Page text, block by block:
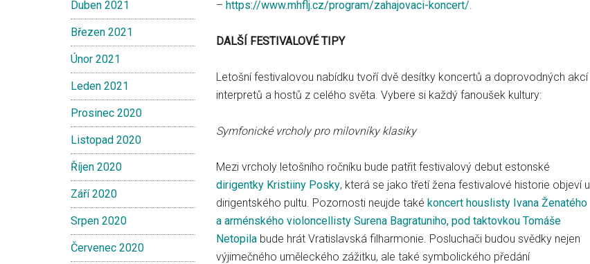
– https://www.mhflj.cz/program/zahajovaci-koncert/.
DALŠÍ FESTIVALOVÉ TIPY
Letošní festivalovou nabídku tvoří dvě desítky koncertů a doprovodných akcí
interpretů a hostů z celého světa. Vybere si každý fanoušek kultury:
Symfonické vrcholy pro milovníky klasiky
Mezi vrcholy letošního ročníku bude patřit festivalový debut estonské
dirigentky Kristiiny Posky, která se jako třetí žena festivalové historie objeví u
dirigentského pultu. Pozornosti neujde také koncert houslisty Ivana Ženatého
a arménského violoncellisty Surena Bagratuniho, pod taktovkou Tomáše
Netopila bude hrát Vratislavská filharmonie. Posluchači budou svědky nejen
výjimečného uměleckého zážitku, ale také symbolického předání
Duben 2021
Březen 2021
Únor 2021
Leden 2021
Prosinec 2020
Listopad 2020
Říjen 2020
Září 2020
Srpen 2020
Červenec 2020